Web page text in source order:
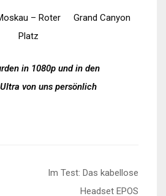
– Roter
Platz
Grand Canyon
in 1080p und in den
von uns persönlich
Im Test: Das kabellose
Headset EPOS